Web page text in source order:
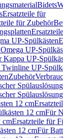
Bidets
Ersatzteile für
für Zubehör
UP-Spülkästen
UP-
Kappa UP-
UP-
Zubehör
Spülauslösung
Spülauslösung
12 cm
12 cmFür
cmErsatzteile für
12 cmFür